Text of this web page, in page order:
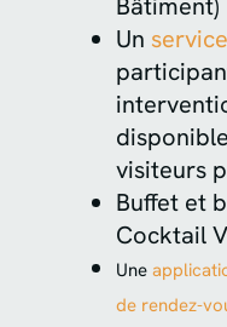
Un
visiteurs
Buffet et
Cocktail
Une
de rendez-